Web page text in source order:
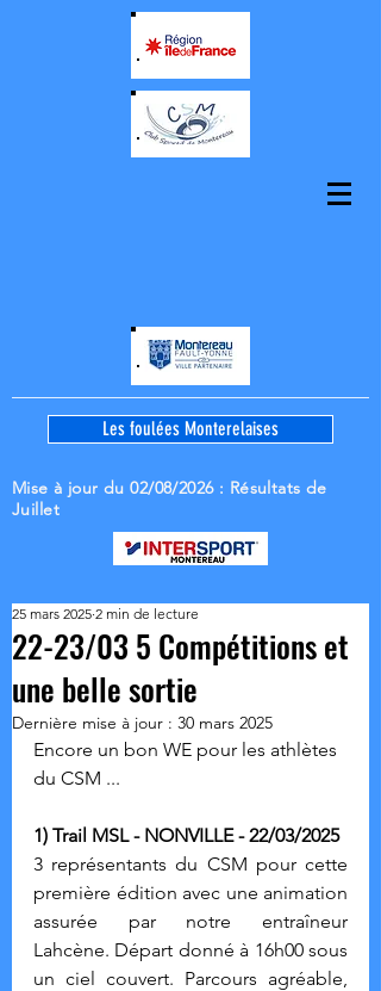
Les foulées Monterelaises
Mise à jour du 02/08/2026: Résultats de
Juillet
22-23/03 5 Compétitions et
une belle sortie
25 mars 2025 2 min de lecture
Dernière mise à jour : 30 mars 2025
Encore un bon WE pour les athlètes
du CSM ...
1) Trail MSL - NONVILLE - 22/03/2025
3 représentants du CSM pour cette
première édition avec une animation
assurée par notre entraîneur
Lahcène. Départ donné à 16h00 sous
un ciel couvert. Parcours agréable,